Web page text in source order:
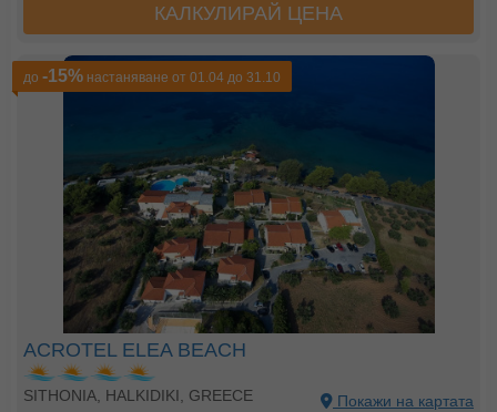
КАЛКУЛИРАЙ ЦЕНА
до -15% настаняване от 01.04 до 31.10
ACROTEL ELEA BEACH
SITHONIA, HALKIDIKI, GREECE Покажи на картата